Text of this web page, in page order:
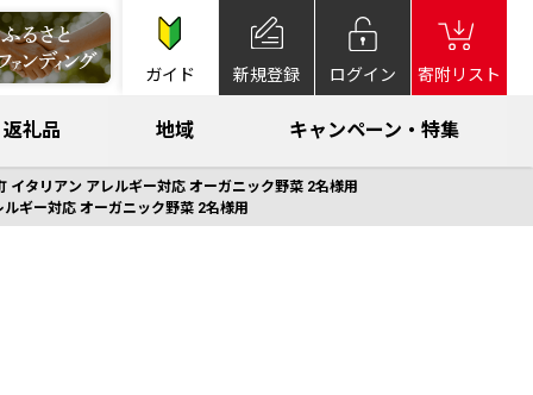
ガイド 新規登録 ログイン 寄附リスト
返礼品 地域 キャンペーン・特集
タリアン アレルギー対応 オーガニック野菜 2名様用
ギー対応 オーガニック野菜 2名様用